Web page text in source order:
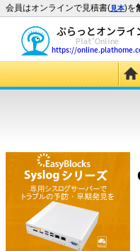
会員はオンラインで見積書(見本)を